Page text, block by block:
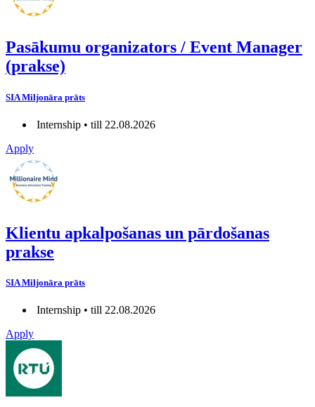
Pasākumu organizators / Event Manager
(prakse)
SIA Miljonāra prāts
Internship • till 22.08.2026
Apply
Klientu apkalpošanas un pārdošanas
prakse
SIA Miljonāra prāts
Internship • till 22.08.2026
Apply